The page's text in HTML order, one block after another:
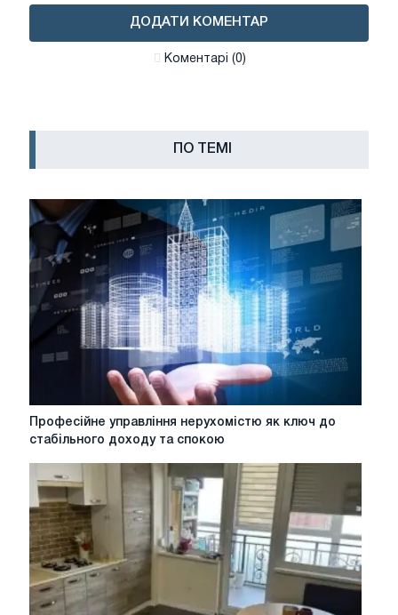
ДОДАТИ КОМЕНТАР
Коментарі (0)
ПО ТЕМІ
Професійне
управління
ключ
до
стабільного
доходу
та
спокою
Професійне управління нерухомістю як ключ до
стабільного доходу та спокою